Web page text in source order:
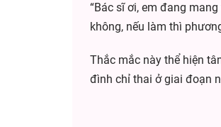
“Bác sĩ ơi, em đang
không, nếu làm thì
Thắc mắc này thể hiện
đình chỉ thai ở giai đoạn